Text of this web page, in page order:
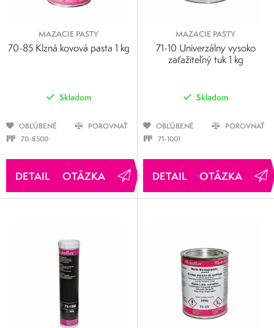
MAZACIE PASTY
70-85 Klzná kovová pasta 1 kg
Skladom
OBĽÚBENÉ
POROVNAŤ
70-8500
OTÁZKA
MAZACIE PASTY
71-10 Univerzálny vysoko
zaťažiteľný tuk 1 kg
Skladom
OBĽÚBENÉ
POROVNAŤ
71-1001
OTÁZKA